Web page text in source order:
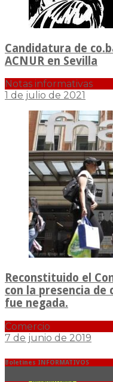
Candidatura de
ACNUR en Sevilla
Notas informativas
1 de julio de 2021
Reconstituido el
con la presencia de
fue negada.
Comercio
7 de junio de 2019
Boletines INFORMATIVOS